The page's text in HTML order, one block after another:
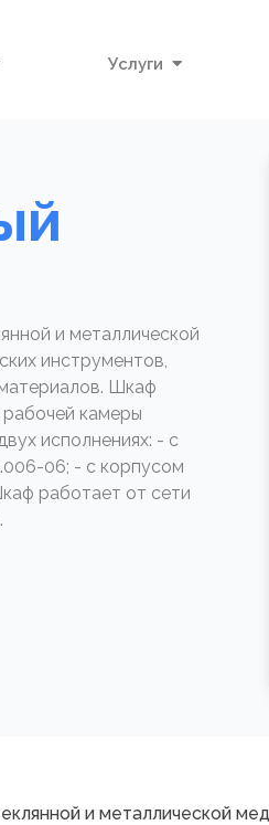
Услуги
и металлической
инструментов,
Шкаф
камеры
исполнениях: - с
06; - с корпусом
работает от сети
и металлической